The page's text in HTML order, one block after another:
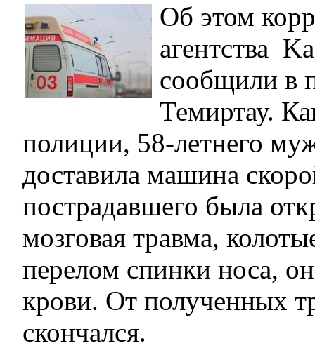
Об этом
агентства
сообщили в
Темиртау.
полиции, 58-летнего
доставила машина
пострадавшего была
мозговая травма,
перелом спинки носа,
крови. От полученных
скончался.